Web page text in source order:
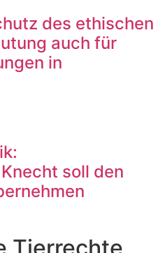
des ethischen
auch für
in
soll den